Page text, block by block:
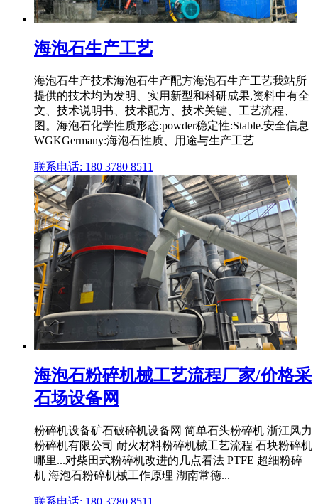
海泡石生产工艺
海泡石生产技术海泡石生产配方海泡石生产工艺我站所
提供的技术均为发明、实用新型和科研成果,资料中有全
文、技术说明书、技术配方、技术关键、工艺流程、
图。海泡石化学性质形态:powder稳定性:Stable.安全信息
WGKGermany:海泡石性质、用途与生产工艺
联系电话: 180 3780 8511
海泡石粉碎机械工艺流程厂家/价格采
石场设备网
粉碎机设备矿石破碎机设备网 简单石头粉碎机 浙江风力
粉碎机有限公司 耐火材料粉碎机械工艺流程 石块粉碎机
哪里...对柴田式粉碎机改进的几点看法 PTFE 超细粉碎
机 海泡石粉碎机械工作原理 湖南常德...
联系电话: 180 3780 8511